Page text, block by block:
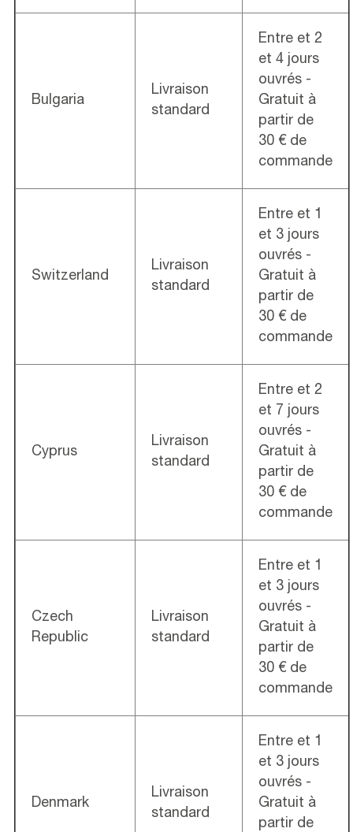
Bulgaria
Livraison
standard
Entre et 2
et 4 jours
ouvrés -
Gratuit à
partir de
30 € de
commande
Switzerland
Livraison
standard
Entre et 1
et 3 jours
ouvrés -
Gratuit à
partir de
30 € de
commande
Cyprus
Livraison
standard
Entre et 2
et 7 jours
ouvrés -
Gratuit à
partir de
30 € de
commande
Czech
Republic
Livraison
standard
Entre et 1
et 3 jours
ouvrés -
Gratuit à
partir de
30 € de
commande
Denmark
Livraison
standard
Entre et 1
et 3 jours
ouvrés -
Gratuit à
partir de